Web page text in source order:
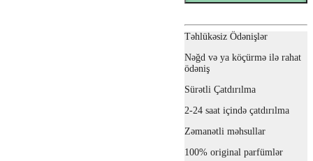
Təhlükəsiz Ödənişlər
Nəğd və ya köçürmə ilə rahat
ödəniş
Sürətli Çatdırılma
2-24 saat içində çatdırılma
Zəmanətli məhsullar
100% original parfümlər